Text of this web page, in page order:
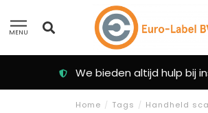
MENU
We bieden altijd hulp bij
Home / Tags / Handheld